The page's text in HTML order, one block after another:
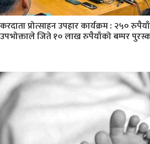
करदाता प्रोत्साहन उपहार कार्यक्रम : २५०
उपभोक्ताले जिते १० लाख रुपैयाँको बम्पर